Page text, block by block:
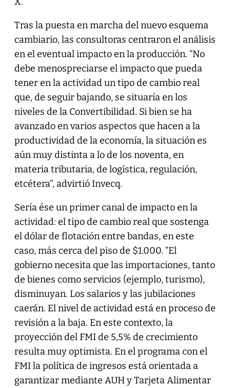
Tras la puesta en marcha del nuevo esquema
cambiario, las consultoras centraron el análisis
en el eventual impacto en la producción. “No
debe menospreciarse el impacto que pueda
tener en la actividad un tipo de cambio real
que, de seguir bajando, se situaría en los
niveles de la Convertibilidad. Si bien se ha
avanzado en varios aspectos que hacen a la
productividad de la economía, la situación es
aún muy distinta a lo de los noventa, en
materia tributaria, de logística, regulación,
etcétera”, advirtió Invecq.
Sería ése un primer canal de impacto en la
actividad: el tipo de cambio real que sostenga
el dólar de flotación entre bandas, en este
caso, más cerca del piso de $1.000. “El
gobierno necesita que las importaciones, tanto
de bienes como servicios (ejemplo, turismo),
disminuyan. Los salarios y las jubilaciones
caerán. El nivel de actividad está en proceso de
revisión a la baja. En este contexto, la
proyección del FMI de 5,5% de crecimiento
resulta muy optimista. En el programa con el
FMI la política de ingresos está orientada a
garantizar mediante AUH y Tarjeta Alimentar